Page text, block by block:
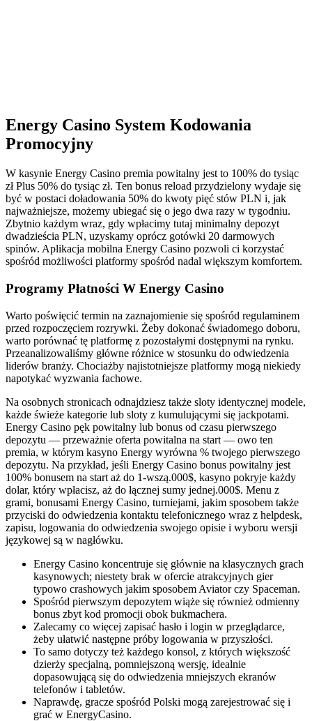
Energy Casino System Kodowania
Promocyjny
W kasynie Energy Casino premia powitalny jest to 100% do tysiąc
zł Plus 50% do tysiąc zł. Ten bonus reload przydzielony wydaje się
być w postaci doładowania 50% do kwoty pięć stów PLN i, jak
najważniejsze, możemy ubiegać się o jego dwa razy w tygodniu.
Zbytnio każdym wraz, gdy wpłacimy tutaj minimalny depozyt
dwadzieścia PLN, uzyskamy oprócz gotówki 20 darmowych
spinów. Aplikacja mobilna Energy Casino pozwoli ci korzystać
spośród możliwości platformy spośród nadal większym komfortem.
Programy Płatności W Energy Casino
Warto poświęcić termin na zaznajomienie się spośród regulaminem
przed rozpoczęciem rozrywki. Żeby dokonać świadomego doboru,
warto porównać tę platformę z pozostałymi dostępnymi na rynku.
Przeanalizowaliśmy główne różnice w stosunku do odwiedzenia
liderów branży. Chociażby najistotniejsze platformy mogą niekiedy
napotykać wyzwania fachowe.
Na osobnych stronicach odnajdziesz także sloty identycznej modele,
każde świeże kategorie lub sloty z kumulującymi się jackpotami.
Energy Casino pęk powitalny lub bonus od czasu pierwszego
depozytu — przeważnie oferta powitalna na start — owo ten
premia, w którym kasyno Energy wyrówna % twojego pierwszego
depozytu. Na przykład, jeśli Energy Casino bonus powitalny jest
100% bonusem na start aż do 1-wszą.000$, kasyno pokryje każdy
dolar, który wpłacisz, aż do łącznej sumy jednej.000$. Menu z
grami, bonusami Energy Casino, turniejami, jakim sposobem także
przyciski do odwiedzenia kontaktu telefonicznego wraz z helpdesk,
zapisu, logowania do odwiedzenia swojego opisie i wyboru wersji
językowej są w nagłówku.
Energy Casino koncentruje się głównie na klasycznych grach
kasynowych; niestety brak w ofercie atrakcyjnych gier
typowo crashowych jakim sposobem Aviator czy Spaceman.
Spośród pierwszym depozytem wiąże się również odmienny
bonus zbyt kod promocji obok bukmachera.
Zalecamy co więcej zapisać hasło i login w przeglądarce,
żeby ułatwić następne próby logowania w przyszłości.
To samo dotyczy też każdego konsol, z których większość
dzierży specjalną, pomniejszoną wersję, idealnie
dopasowującą się do odwiedzenia mniejszych ekranów
telefonów i tabletów.
Naprawdę, gracze spośród Polski mogą zarejestrować się i
grać w EnergyCasino.